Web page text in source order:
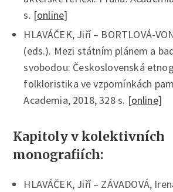
s. [online]
HLAVÁČEK, Jiří – BORTLOVÁ-
(eds.). Mezi státním plánem a
svobodou: Československá
folkloristika ve vzpomínkách
Academia, 2018, 328 s. [online]
Kapitoly v kolektivních
monografiích:
HLAVÁČEK, Jiří – ZÁVADOVÁ,